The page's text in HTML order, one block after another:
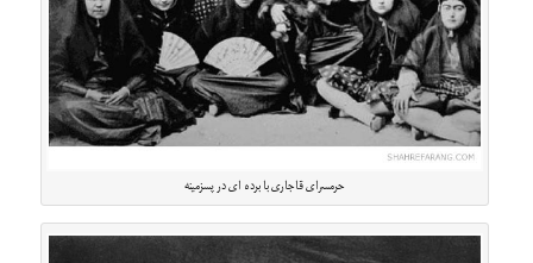
حرمسرای قاجاری با برده ای در پسزمینه